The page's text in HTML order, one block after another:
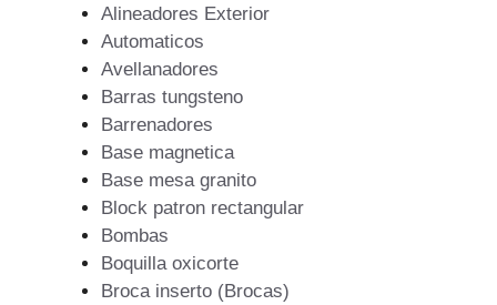
Alineadores Exterior
Automaticos
Avellanadores
Barras tungsteno
Barrenadores
Base magnetica
Base mesa granito
Block patron rectangular
Bombas
Boquilla oxicorte
Broca inserto (Brocas)